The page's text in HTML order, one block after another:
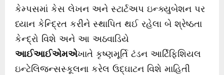
કેમ્પસમાં કેસ લેખન અને સ્ટાર્ટઅપ ઇન્ક્યુબેશન પર
ધ્યાન કેન્દ્રિત કરીને સ્થાપિત થઈ રહેલા બે શ્રેષ્ઠતા
કેન્દ્રો વિશે અને આ અઠવાડિયે
આઈઆઈએમએખાતે કૃષ્ણમૂર્તિ ટંડન આર્ટિફિશિયલ
ઇન્ટેલિજન્સસ્કૂલના કરેલ ઉદ્ઘાટન વિશે માહિતી